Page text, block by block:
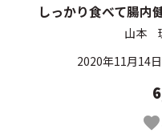
しっかり食べて腸内
山本
2020年11月14
favorite